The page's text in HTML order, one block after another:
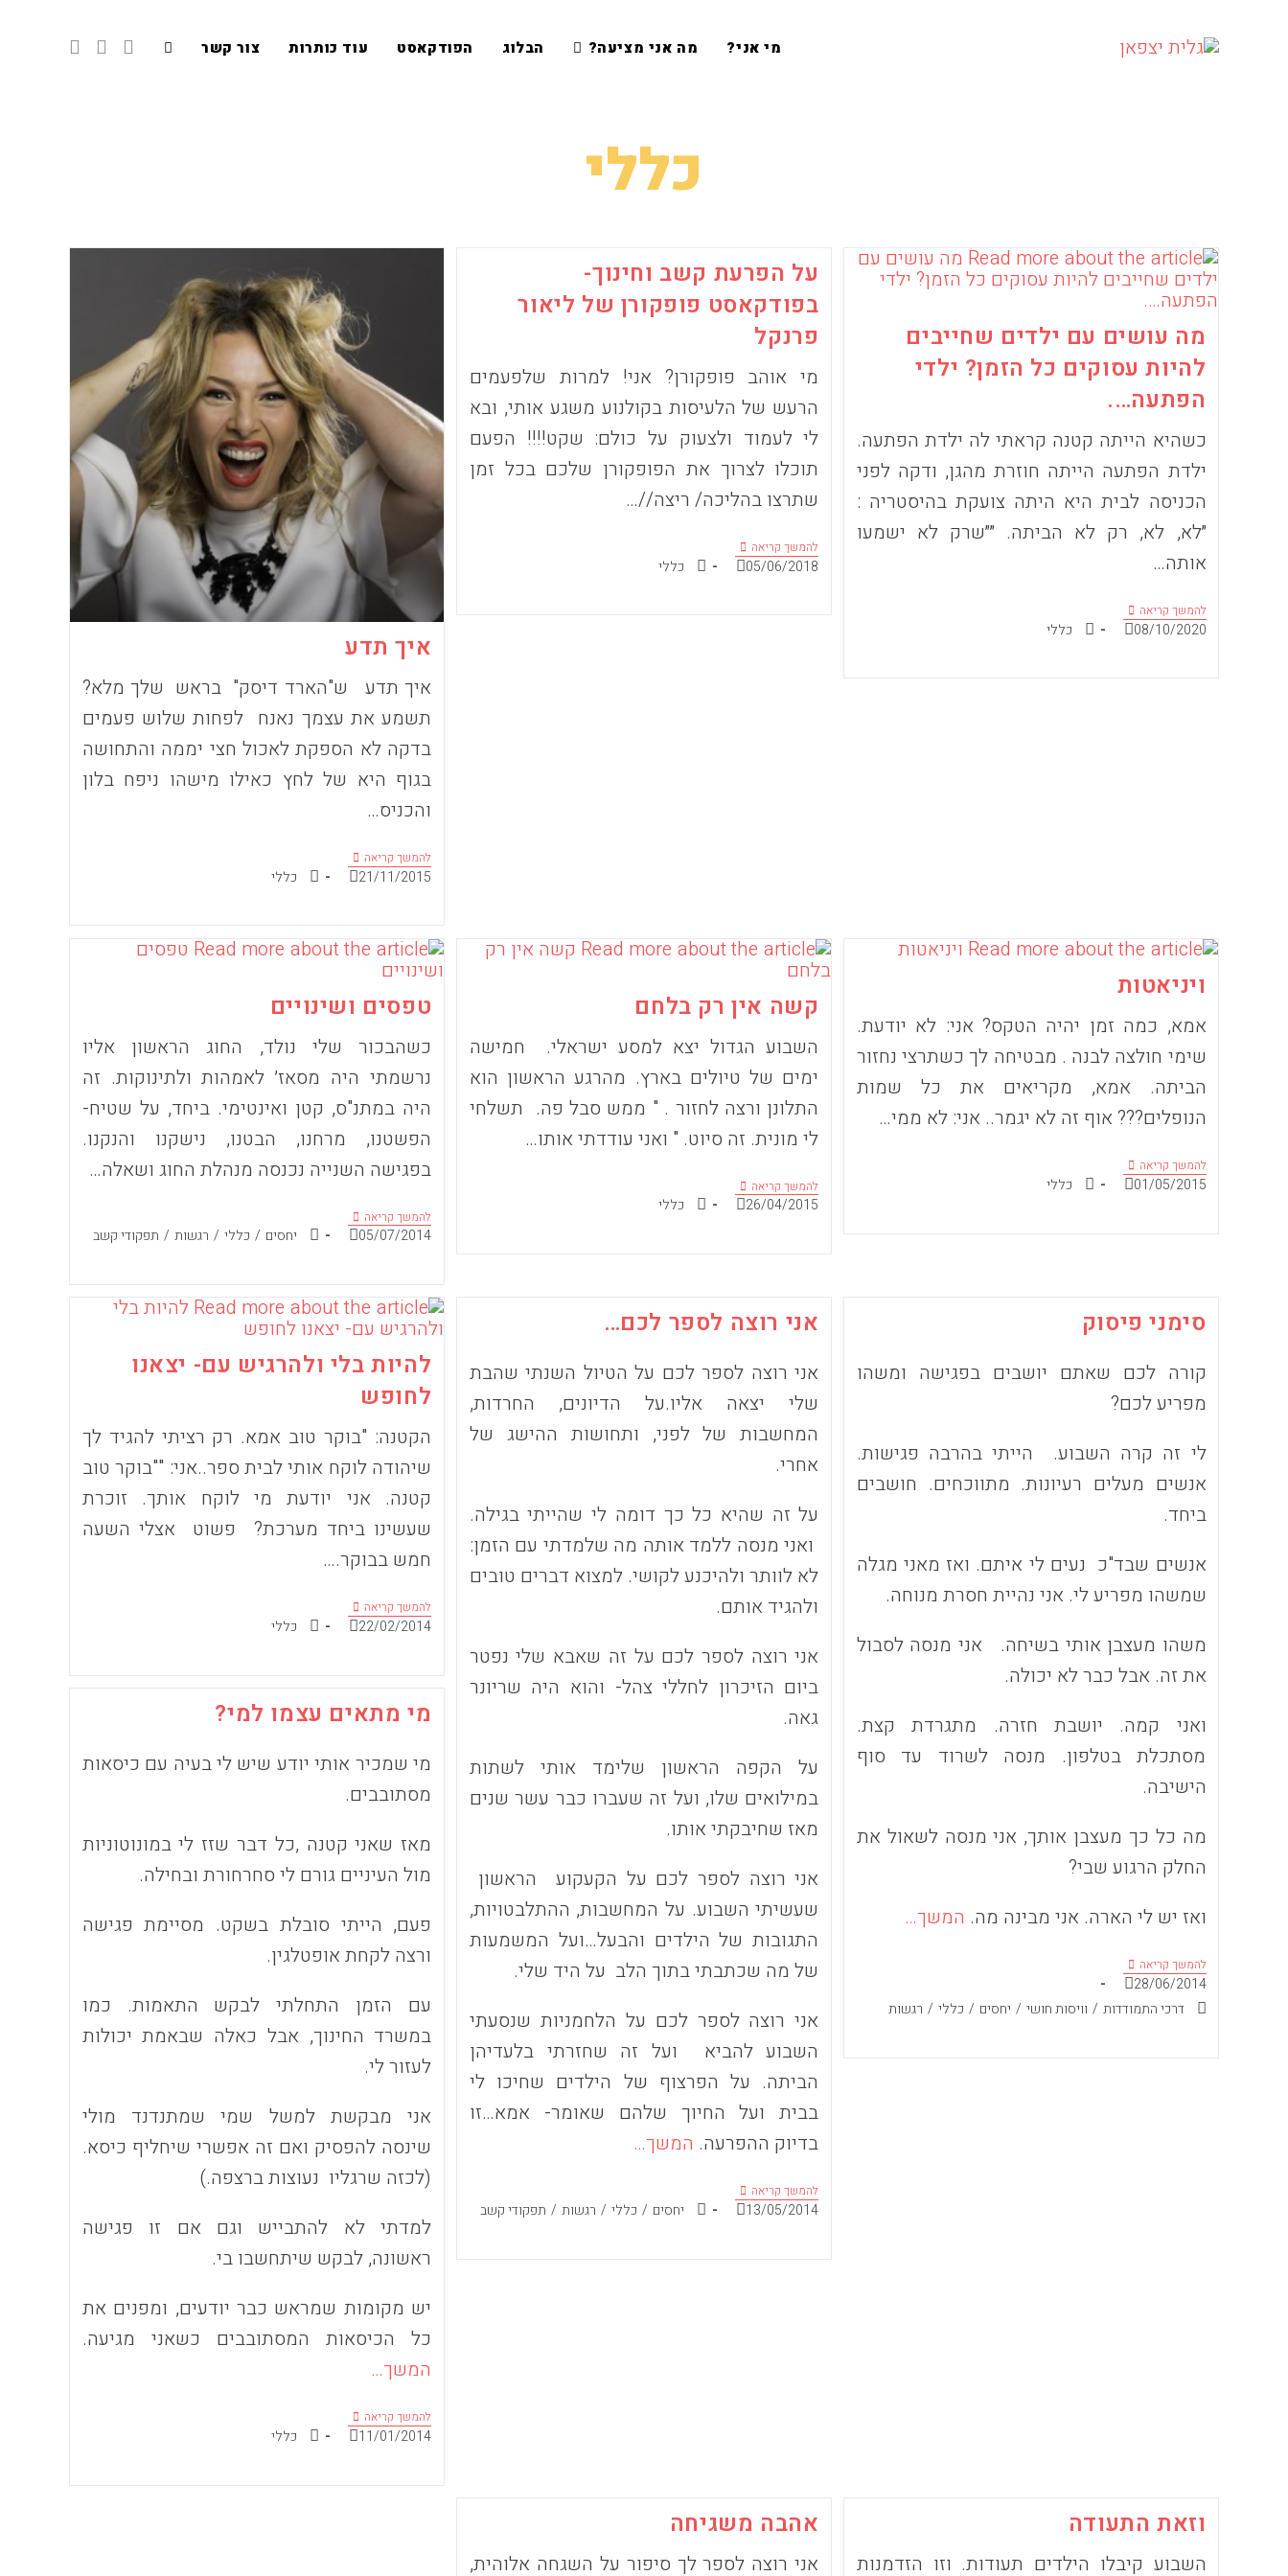
מי אני? מה אני מציעה? הבלוג הפודקאסט עוד כותרות צור קשר Toggle
כללי
מה עושים עם ילדים שחייבים
להיות עסוקים כל הזמן? ילדי
הפתעה….
כשהיא הייתה קטנה קראתי לה ילדת הפתעה.
ילדת הפתעה הייתה חוזרת מהגן, ודקה לפני
הכניסה לבית היא היתה צועקת בהיסטריה :
״לא, לא, רק לא הביתה. ״״שרק לא ישמעו
אותה…
להמשך קריאה מה
עושים
עם
פורסם:
08/10/2020 קטגוריה:
כללי
על הפרעת קשב וחינוך-
בפודקאסט פופקורן של ליאור
פרנקל
מי אוהב פופקורן? אני! למרות שלפעמים
הרעש של הלעיסות בקולנוע משגע אותי, ובא
לי לעמוד ולצעוק על כולם: שקט!!!! הפעם
תוכלו לצרוך את הפופקורן שלכם בכל זמן
שתרצו בהליכה/ ריצה//…
להמשך קריאהעל
הפרעת
קשב
פורסם:
05/06/2018 קטגוריה:
כללי
איך תדע
איך תדע ש"הארד דיסק" בראש שלך מלא?
תשמע את עצמך נאנח לפחות שלוש פעמים
בדקה לא הספקת לאכול חצי יממה והתחושה
בגוף היא של לחץ כאילו מישהו ניפח בלון
והכניס…
להמשך קריאהאיך
תדע פורסם:
21/11/2015 קטגוריה:
כללי
ויניאטות
אמא, כמה זמן יהיה הטקס? אני: לא יודעת.
שימי חולצה לבנה . מבטיחה לך כשתרצי נחזור
הביתה. אמא, מקריאים את כל שמות
הנופלים??? אוף זה לא יגמר.. אני: לא ממי…
להמשך קריאה ויניאטות
פורסם:
01/05/2015 קטגוריה:
כללי
קשה אין רק בלחם
השבוע הגדול יצא למסע ישראלי. חמישה
ימים של טיולים בארץ. מהרגע הראשון הוא
התלונן ורצה לחזור . " ממש סבל פה. תשלחי
לי מונית. זה סיוט. " ואני עודדתי אותו…
להמשך קריאהקשה
אין
רק
פורסם:
26/04/2015 קטגוריה:
כללי
טפסים ושינויים
כשהבכור שלי נולד, החוג הראשון אליו
נרשמתי היה מסאז׳ לאמהות ולתינוקות. זה
היה במתנ"ס, קטן ואינטימי. ביחד, על שטיח-
הפשטנו, מרחנו, הבטנו, נישקנו והנקנו.
בפגישה השנייה נכנסה מנהלת החוג ושאלה…
להמשך קריאהטפסים
ושינויים פורסם:
05/07/2014 קטגוריה:
יחסים / כללי / רגשות / תפקודי קשב
סימני פיסוק
קורה לכם שאתם יושבים בפגישה ומשהו
מפריע לכם?
לי זה קרה השבוע. הייתי בהרבה פגישות.
אנשים מעלים רעיונות. מתווכחים. חושבים
ביחד.
אנשים שבד"כ נעים לי איתם. ואז מאני מגלה
שמשהו מפריע לי. אני נהיית חסרת מנוחה.
משהו מעצבן אותי בשיחה. אני מנסה לסבול
את זה. אבל כבר לא יכולה.
ואני קמה. יושבת חזרה. מתגרדת קצת.
מסתכלת בטלפון. מנסה לשרוד עד סוף
הישיבה.
מה כל כך מעצבן אותך, אני מנסה לשאול את
החלק הרגוע שבי?
ואז יש לי הארה. אני מבינה מה. המשך…
להמשך קריאה סימני
פיסוק פורסם:
28/06/2014
קטגוריה:דרכי התמודדות / וויסות חושי / יחסים / כללי / רגשות
אני רוצה לספר לכם…
אני רוצה לספר לכם על הטיול השנתי שהבת
שלי יצאה אליו.על הדיונים, החרדות,
המחשבות של לפני, ותחושות ההישג של
אחרי.
על זה שהיא כל כך דומה לי שהייתי בגילה.
ואני מנסה ללמד אותה מה שלמדתי עם הזמן:
לא לוותר ולהיכנע לקושי. למצוא דברים טובים
ולהגיד אותם.
אני רוצה לספר לכם על זה שאבא שלי נפטר
ביום הזיכרון לחללי צהל- והוא היה שריונר
גאה.
על הקפה הראשון שלימד אותי לשתות
במילואים שלו, ועל זה שעברו כבר עשר שנים
מאז שחיבקתי אותו.
אני רוצה לספר לכם על הקעקוע הראשון
שעשיתי השבוע. על המחשבות, ההתלבטויות,
התגובות של הילדים והבעל…ועל המשמעות
של מה שכתבתי בתוך הלב על היד שלי.
אני רוצה לספר לכם על הלחמניות שנסעתי
השבוע להביא ועל זה שחזרתי בלעדיהן
הביתה. על הפרצוף של הילדים שחיכו לי
בבית ועל החיוך שלהם שאומר- אמא…זו
בדיוק ההפרעה. המשך…
להמשך קריאהאני
רוצה
לספר
פורסם:
13/05/2014 קטגוריה:
יחסים / כללי / רגשות / תפקודי קשב
להיות בלי ולהרגיש עם- יצאנו
לחופש
הקטנה: "בוקר טוב אמא. רק רציתי להגיד לך
שיהודה לוקח אותי לבית ספר..אני: ""בוקר טוב
קטנה. אני יודעת מי לוקח אותך. זוכרת
שעשינו ביחד מערכת? פשוט אצלי השעה
חמש בבוקר.…
להמשך קריאהלהיות
בלי
ולהרגיש
פורסם:
22/02/2014 קטגוריה:
כללי
מי מתאים עצמו למי?
מי שמכיר אותי יודע שיש לי בעיה עם כיסאות
מסתובבים.
מאז שאני קטנה ,כל דבר שזז לי במונוטוניות
מול העיניים גורם לי סחרחורת ובחילה.
פעם, הייתי סובלת בשקט. מסיימת פגישה
ורצה לקחת אופטלגין.
עם הזמן התחלתי לבקש התאמות. כמו
במשרד החינוך, אבל כאלה שבאמת יכולות
לעזור לי.
אני מבקשת למשל שמי שמתנדנד מולי
שינסה להפסיק ואם זה אפשרי שיחליף כיסא.
(לכזה שרגליו נעוצות ברצפה.)
למדתי לא להתבייש וגם אם זו פגישה
ראשונה, לבקש שיתחשבו בי.
יש מקומות שמראש כבר יודעים, ומפנים את
כל הכיסאות המסתובבים כשאני מגיעה.
המשך…
להמשך קריאהמי
מתאים
עצמו
פורסם:
11/01/2014 קטגוריה:
כללי
וזאת התעודה
השבוע קיבלו הילדים תעודות. וזו הזדמנות
אהבה משגיחה
אני רוצה לספר לך סיפור על השגחה אלוהית,